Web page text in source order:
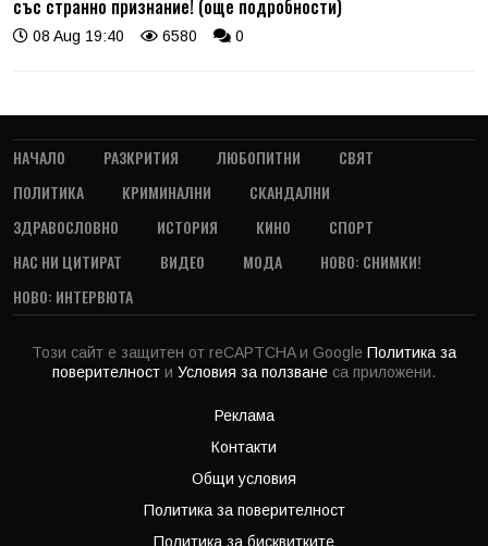
със странно признание! (още подробности)
08 Aug 19:40 6580 0
НАЧАЛО РАЗКРИТИЯ ЛЮБОПИТНИ
СВЯТ
ПОЛИТИКА
КРИМИНАЛНИ
СКАНДАЛНИ
ЗДРАВОСЛОВНО
ИСТОРИЯ КИНО
СПОРТ
НАС НИ ЦИТИРАТ
ВИДЕО МОДА
НОВО: СНИМКИ!
НОВО: ИНТЕРВЮТА
Този сайт е защитен от reCAPTCHA и Google Политика за
поверителност и Условия за ползване са приложени.
Реклама
Контакти
Общи условия
Политика за поверителност
Политика за бисквитките